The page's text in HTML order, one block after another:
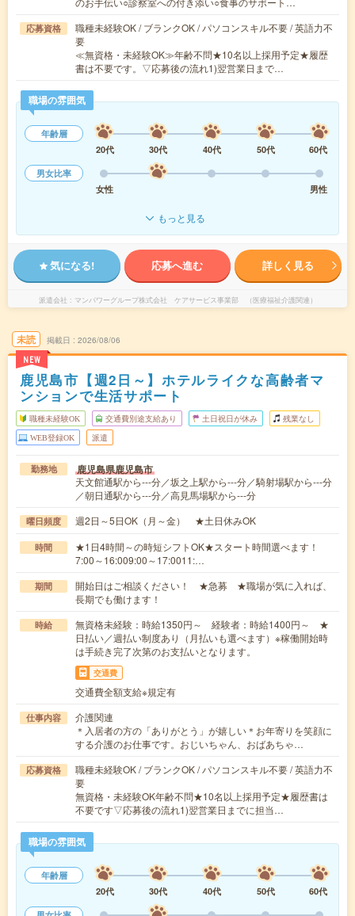
応募資格
職種未経験OK / ブランクOK / パソコンスキル不要 / 英語力不
要
≪無資格・未経験OK≫年齢不問★10名以上採用予定★履歴
書は不要です。▽応募後の流れ1)翌営業日まで…
職場の雰囲気
年齢層
20代
30代 40代 50代
60代
男女比率
女性
男性
もっと見る
気になる! 応募へ進む 詳しく見る
派遣会社 マンパワーグループ株式会社 ケアサービス事業部 （医療福祉介護関連）
未読
NEW
掲載日 2026/08/06
鹿児島市【週2日～】ホテルライクな高齢者マ
ンションで生活サポート
職種未経験OK 交通費別途支給あり 土日祝日が休み 残業なし
WEB登録OK 派遣
勤務地 鹿児島県鹿児島市
天文館通駅から---分／坂之上駅から---分／騎射場駅から---分
／朝日通駅から---分／高見馬場駅から---分
曜日頻度 週2日～5日OK（月～金） ★土日休みOK
時間
★1日4時間～の時短シフトOK★スタート時間選べます！
7:00～16:009:00～17:0011:…
期間
開始日はご相談ください！ ★急募 ★職場が気に入れば、
長期でも働けます！
時給
無資格未経験：時給1350円～ 経験者：時給1400円～ ★
日払い／週払い制度あり（月払いも選べます）※稼働開始時
は手続き完了次第のお支払いとなります。
交通費
交通費全額支給※規定有
仕事内容
介護関連
＊入居者の方の「ありがとう」が嬉しい＊お年寄りを笑顔に
する介護のお仕事です。おじいちゃん、おばあちゃ…
応募資格
職種未経験OK / ブランクOK / パソコンスキル不要 / 英語力不
要
無資格・未経験OK年齢不問★10名以上採用予定★履歴書は
不要です▽応募後の流れ1)翌営業日までに担当…
職場の雰囲気
年齢層
20代
30代 40代 50代
60代